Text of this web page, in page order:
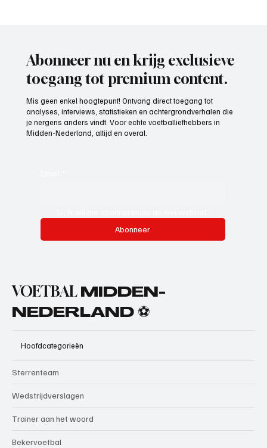
Abonneer nu en krijg exclusieve
toegang tot premium content.
Mis geen enkel hoogtepunt! Ontvang direct toegang tot
analyses, interviews, statistieken en achtergrondverhalen die
je nergens anders vindt. Voor echte voetballiefhebbers in
Midden-Nederland, altijd en overal.
Abonneer
VOETBAL MIDDEN-
NEDERLAND ⚽
Hoofdcategorieën
Sterrenteam
Wedstrijdverslagen
Trainer aan het woord
Bekervoetbal